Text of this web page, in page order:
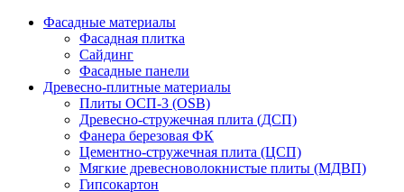
Фасадные материалы
Фасадная плитка
Сайдинг
Фасадные панели
Древесно-плитные материалы
Плиты ОСП-3 (OSB)
Древесно-стружечная плита (ДСП)
Фанера березовая ФК
Цементно-стружечная плита (ЦСП)
Мягкие древесноволокнистые плиты (МДВП)
Гипсокартон